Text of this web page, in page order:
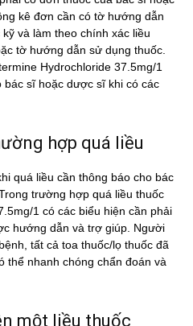
kê đơn cần có tờ hướng dẫn
và làm theo chính xác liều
tờ hướng dẫn sử dụng thuốc.
Hydrochloride 37.5mg/1
sĩ hoặc dược sĩ khi có các
hợp quá liều
quá liều cần thông báo cho bác
trường hợp quá liều thuốc
1 có các biểu hiện cần phải
hướng dẫn và trợ giúp. Người
tất cả toa thuốc/lọ thuốc đã
thể nhanh chóng chẩn đoán và
một liều thuốc